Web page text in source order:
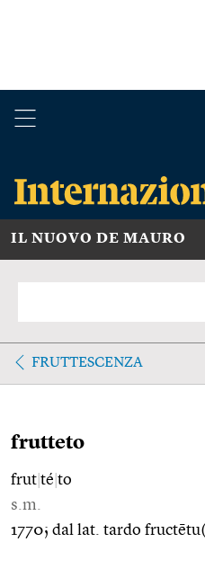
IL NUOVO DE MAURO
FRUTTESCENZA
frutteto
frut té to
s.m.
1770; dal lat. tardo